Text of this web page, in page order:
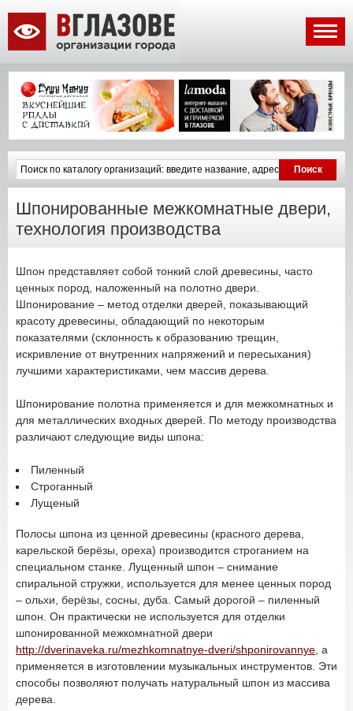
Шпонированные межкомнатные двери,
технология производства
Шпон представляет собой тонкий слой древесины, часто
ценных пород, наложенный на полотно двери.
Шпонирование – метод отделки дверей, показывающий
красоту древесины, обладающий по некоторым
показателями (склонность к образованию трещин,
искривление от внутренних напряжений и пересыхания)
лучшими характеристиками, чем массив дерева.
Шпонирование полотна применяется и для межкомнатных и
для металлических входных дверей. По методу производства
различают следующие виды шпона:
Пиленный
Строганный
Лущеный
Полосы шпона из ценной древесины (красного дерева,
карельской берёзы, ореха) производится строганием на
специальном станке. Лущенный шпон – снимание
спиральной стружки, используется для менее ценных пород
– ольхи, берёзы, сосны, дуба. Самый дорогой – пиленный
шпон. Он практически не используется для отделки
шпонированной межкомнатной двери
http://dverinaveka.ru/mezhkomnatnye-dveri/shponirovannye , а
применяется в изготовлении музыкальных инструментов. Эти
способы позволяют получать натуральный шпон из массива
дерева.